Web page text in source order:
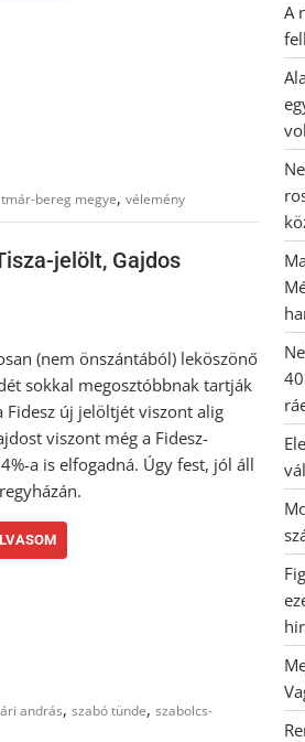
bereg megye, vélemény
jelölt, Gajdos
(nem önszántából) leköszönő
sokkal megosztóbbnak tartják
Fidesz új jelöltjét viszont alig
viszont még a Fidesz-
a is elfogadná. Úgy fest, jól áll
andrás, szabó tünde, szabolcs-
A